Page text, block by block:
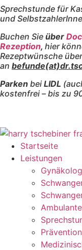
Zum
Inhalt
springen
Sprechstunde für
und
Buchen Sie über
Rezeption, hier
Rezeptwünsche
an
Parken bei LIDL
kostenfrei – bis zu
Startseite
Leistungen